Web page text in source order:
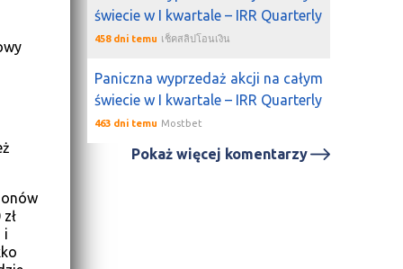
i
świecie w I kwartale – IRR Quarterly
458 dni temu เช็คสลิปโอนเงิน
Paniczna wyprzedaż akcji na całym
świecie w I kwartale – IRR Quarterly
463 dni temu Mostbet
Pokaż więcej komentarzy